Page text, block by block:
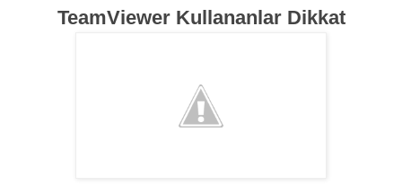
TeamViewer Kullananlar Dikkat